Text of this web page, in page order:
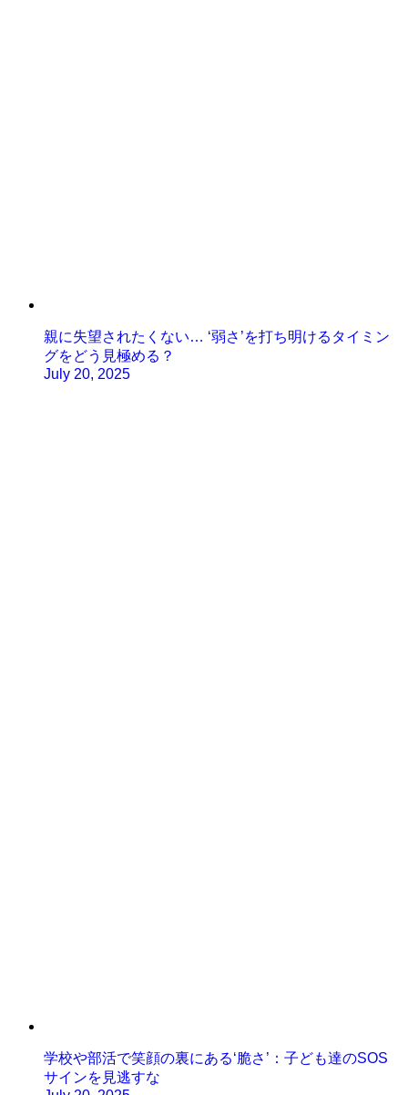
親に失望されたくない… ‘弱さ’を打ち明けるタイミン
グをどう見極める？
July 20, 2025
学校や部活で笑顔の裏にある‘脆さ’：子ども達のSOS
サインを見逃すな